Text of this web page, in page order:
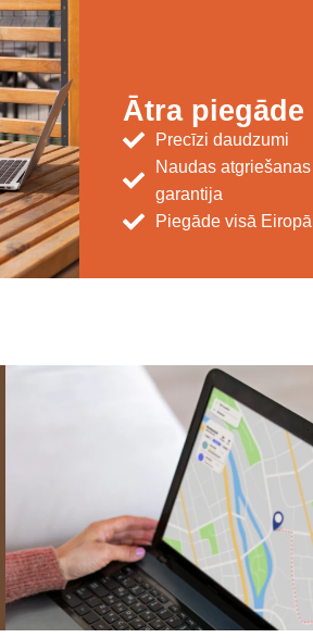
Ātra piegāde
Precīzi daudzumi
Naudas atgriešanas
garantija
Piegāde visā Eiropā